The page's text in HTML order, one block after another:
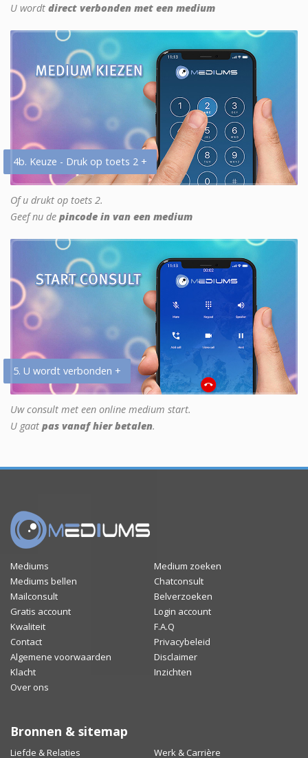
U wordt direct verbonden met een medium
4b. Keuze - Druk op toets 2 +
Of u drukt op toets 2.
Geef nu de pincode in van een medium
5. U wordt verbonden +
Uw consult met een online medium start.
U gaat pas vanaf hier betalen.
Mediums
Medium zoeken
Mediums bellen
Chatconsult
Mailconsult
Belverzoeken
Gratis account
Login account
Kwaliteit
F.A.Q
Contact
Privacybeleid
Algemene voorwaarden
Disclaimer
Klacht
Inzichten
Over ons
Bronnen & sitemap
Liefde & Relaties Werk & Carrière